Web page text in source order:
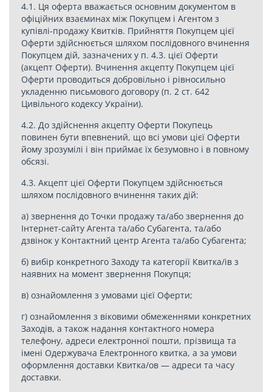
4.1. Ця оферта вважається основним документом в
офіційних взаєминах між Покупцем і Агентом з
купівлі-продажу Квитків. Прийняття Покупцем цієї
Оферти здійснюється шляхом послідовного вчинення
Покупцем дій, зазначених у п. 4.3. цієї Оферти
(акцепт Оферти). Вчинення акцепту Покупцем цієї
Оферти проводиться добровільно і рівносильно
укладенню письмового договору (п. 2 ст. 642
Цивільного кодексу України).
4.2. До здійснення акцепту Оферти Покупець
повинен бути впевнений, що всі умови цієї Оферти
йому зрозумілі і він приймає їх безумовно і в повному
обсязі.
4.3. Акцепт цієї Оферти Покупцем здійснюється
шляхом послідовного вчинення таких дій:
а) звернення до Точки продажу та/або звернення до
Інтернет-сайту Агента та/або Субагента, та/або
дзвінок у Контактний центр Агента та/або Субагента;
б) вибір конкретного Заходу та категорії Квитка/ів з
наявних на момент звернення Покупця;
в) ознайомлення з умовами цієї Оферти;
г) ознайомлення з віковими обмеженнями конкретних
Заходів, а також надання контактного номера
телефону, адреси електронної пошти, прізвища та
імені Одержувача Електронного квитка, а за умови
оформлення доставки Квитка/ов — адреси та часу
доставки.